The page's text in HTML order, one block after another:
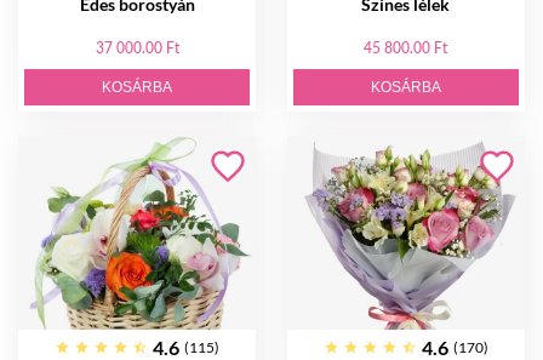
Édes borostyán
37 000.00 Ft
KOSÁRBA
Színes lélek
45 800.00 Ft
KOSÁRBA
4.6 (115) 4.6 (170)